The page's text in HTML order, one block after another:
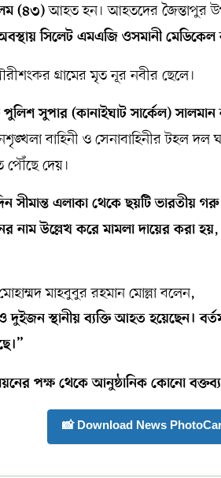
(৪৩)আহত হন। আহতদের জৈন্তাপুর
সিলেট এমএজি ওসমানী মেডিকেল
গ্রামের মৃত নূর নবীর ছেলে।
পুলিশ সুপার (কানাইঘাট সার্কেল)
বাহিনী ও সেনাবাহিনীর টহল দল
পৌঁছে দেয়।
সীমান্ত এলাকা থেকে ছয়টি ভারতীয় গরু
নাম উল্লেখ করে মামলা দায়ের করা হয়
মাহবুবুর রহমান মোল্লা বলেন,
স্থানীয় ব্যক্তি আহত হয়েছেন।
পক্ষ থেকে আনুষ্ঠানিক কোনো
📸 Download News